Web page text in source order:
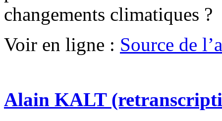
changements climatiques ?
Voir en ligne : Source de
Alain KALT